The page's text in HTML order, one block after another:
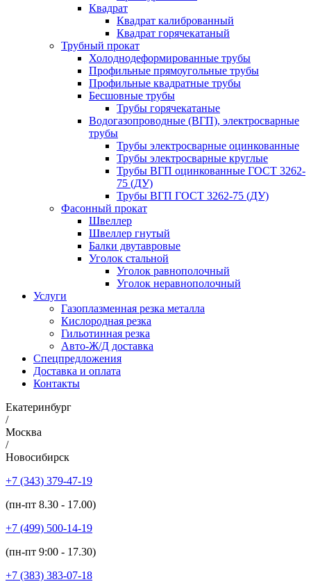
Квадрат
Квадрат калиброванный
Квадрат горячекатаный
Трубный прокат
Холоднодеформированные трубы
Профильные прямоугольные трубы
Профильные квадратные трубы
Бесшовные трубы
Трубы горячекатаные
Водогазопроводные (ВГП), электросварные
трубы
Трубы электросварные оцинкованные
Трубы электросварные круглые
Трубы ВГП оцинкованные ГОСТ 3262-
75 (ДУ)
Трубы ВГП ГОСТ 3262-75 (ДУ)
Фасонный прокат
Швеллер
Швеллер гнутый
Балки двутавровые
Уголок стальной
Уголок равнополочный
Уголок неравнополочный
Услуги
Газоплазменная резка металла
Кислородная резка
Гильотинная резка
Авто-Ж/Д доставка
Спецпредложения
Доставка и оплата
Контакты
Екатеринбург
/
Москва
/
Новосибирск
+7 (343) 379-47-19
(пн-пт 8.30 - 17.00)
+7 (499) 500-14-19
(пн-пт 9:00 - 17.30)
+7 (383) 383-07-18